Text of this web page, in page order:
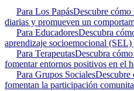
Para Los PapásDescubre cómo
diarias y promueven un
Para EducadoresDescubra
aprendizaje socioemocional (SEL)
Para TerapeutasDescubra
fomentar entornos positivos en el
Para Grupos SocialesDescubre
fomentan la participación